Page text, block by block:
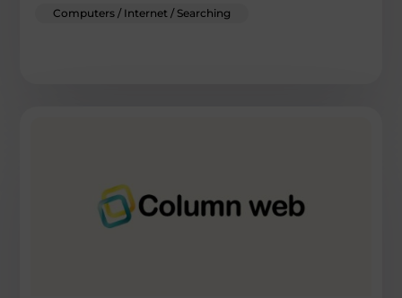
Computers / Internet / Searching